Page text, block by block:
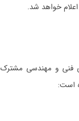
فنی و مهندسی مشترک
است: